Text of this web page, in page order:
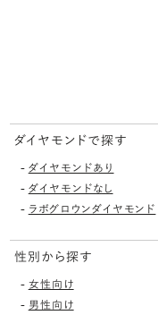
ダイヤモンドで探す
- ダイヤモンドあり
- ダイヤモンドなし
- ラボグロウンダイヤモンド
性別から探す
- 女性向け
- 男性向け